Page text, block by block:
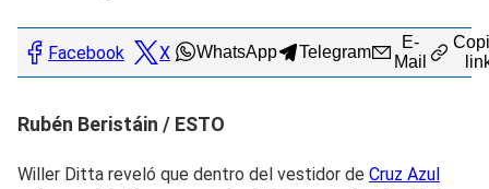
Facebook X WhatsApp Telegram
E-
Mail
Rubén Beristáin / ESTO
Willer Ditta reveló que dentro del vestidor de Cruz Azul